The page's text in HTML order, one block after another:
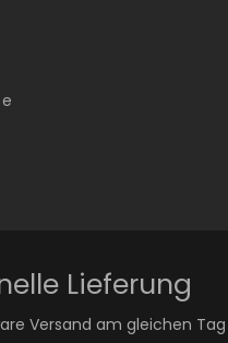
Lieferung
Versand am gleichen Tag